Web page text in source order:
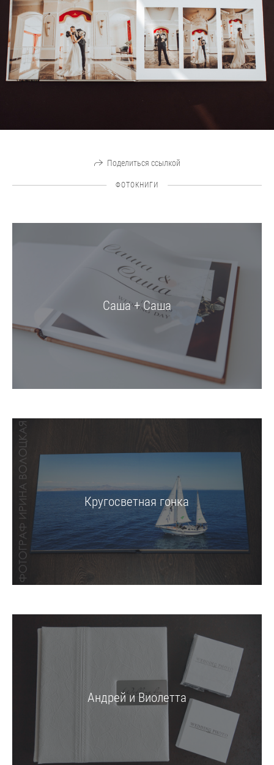
Поделиться ссылкой
ФОТОКНИГИ
Саша + Саша
Кругосветная гонка
Андрей и Виолетта